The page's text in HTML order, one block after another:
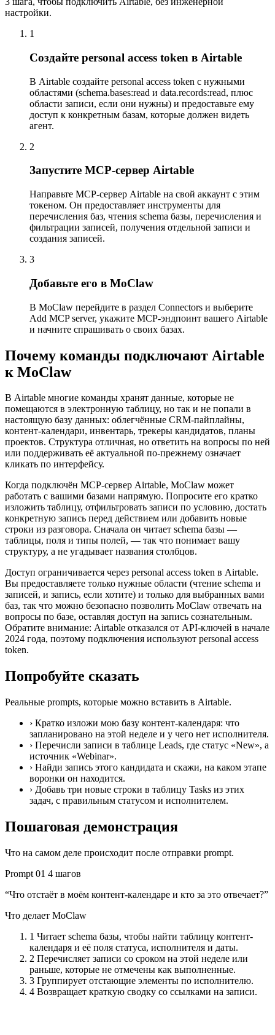
настройки.
1
Создайте personal access token в Airtable
В Airtable создайте personal access token с нужными
областями (schema.bases:read и data.records:read, плюс
области записи, если они нужны) и предоставьте ему
доступ к конкретным базам, которые должен видеть
агент.
2
Запустите MCP-сервер Airtable
Направьте MCP-сервер Airtable на свой аккаунт с этим
токеном. Он предоставляет инструменты для
перечисления баз, чтения schema базы, перечисления и
фильтрации записей, получения отдельной записи и
создания записей.
3
Добавьте его в MoClaw
В MoClaw перейдите в раздел Connectors и выберите
Add MCP server, укажите MCP-эндпоинт вашего Airtable
и начните спрашивать о своих базах.
Почему команды подключают Airtable
к MoClaw
В Airtable многие команды хранят данные, которые не
помещаются в электронную таблицу, но так и не попали в
настоящую базу данных: облегчённые CRM-пайплайны,
контент-календари, инвентарь, трекеры кандидатов, планы
проектов. Структура отличная, но ответить на вопросы по ней
или поддерживать её актуальной по-прежнему означает
кликать по интерфейсу.
Когда подключён MCP-сервер Airtable, MoClaw может
работать с вашими базами напрямую. Попросите его кратко
изложить таблицу, отфильтровать записи по условию, достать
конкретную запись перед действием или добавить новые
строки из разговора. Сначала он читает schema базы —
таблицы, поля и типы полей, — так что понимает вашу
структуру, а не угадывает названия столбцов.
Доступ ограничивается через personal access token в Airtable.
Вы предоставляете только нужные области (чтение schema и
записей, и запись, если хотите) и только для выбранных вами
баз, так что можно безопасно позволить MoClaw отвечать на
вопросы по базе, оставляя доступ на запись сознательным.
Обратите внимание: Airtable отказался от API-ключей в начале
2024 года, поэтому подключения используют personal access
token.
Попробуйте сказать
Реальные prompts, которые можно вставить в Airtable.
› Кратко изложи мою базу контент-календаря: что
запланировано на этой неделе и у чего нет исполнителя.
› Перечисли записи в таблице Leads, где статус «New», а
источник «Webinar».
› Найди запись этого кандидата и скажи, на каком этапе
воронки он находится.
› Добавь три новые строки в таблицу Tasks из этих
задач, с правильным статусом и исполнителем.
Пошаговая демонстрация
Что на самом деле происходит после отправки prompt.
Prompt 01 4 шагов
“Что отстаёт в моём контент-календаре и кто за это отвечает?”
Что делает MoClaw
1 Читает schema базы, чтобы найти таблицу контент-
календаря и её поля статуса, исполнителя и даты.
2 Перечисляет записи со сроком на этой неделе или
раньше, которые не отмечены как выполненные.
3 Группирует отстающие элементы по исполнителю.
4 Возвращает краткую сводку со ссылками на записи.